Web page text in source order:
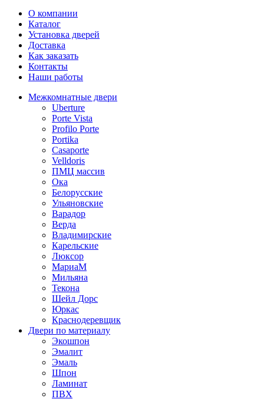
О компании
Каталог
Установка дверей
Доставка
Как заказать
Контакты
Наши работы
Межкомнатные двери
Uberture
Porte Vista
Profilo Porte
Portika
Casaporte
Velldoris
ПМЦ массив
Ока
Белорусские
Ульяновские
Варадор
Верда
Владимирские
Карельские
Люксор
МариаМ
Мильяна
Текона
Шейл Дорс
Юркас
Краснодеревщик
Двери по материалу
Экошпон
Эмалит
Эмаль
Шпон
Ламинат
ПВХ